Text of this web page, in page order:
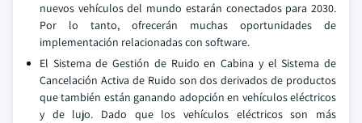
nuevos vehículos del mundo estarán conectados para 2030.
Por lo tanto, ofrecerán muchas oportunidades de
implementación relacionadas con software.
El Sistema de Gestión de Ruido en Cabina y el Sistema de
Cancelación Activa de Ruido son dos derivados de productos
que también están ganando adopción en vehículos eléctricos
y de lujo. Dado que los vehículos eléctricos son más